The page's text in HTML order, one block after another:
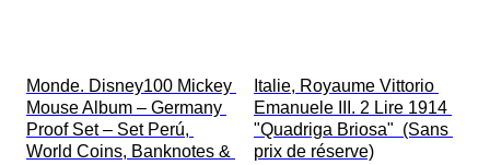
Monde. Disney100 Mickey
Mouse Album – Germany
Proof Set – Set Perú,
World Coins, Banknotes &
Italie, Royaume Vittorio
Emanuele III. 2 Lire 1914
"Quadriga Briosa"  (Sans
prix de réserve)